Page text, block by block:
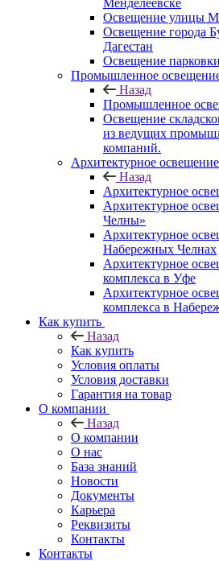
Менделеевске
Освещение улицы
Освещение города
Дагестан
Освещение
Промышленное
Назад
Промышленное
Освещение
из ведущих
компаний.
Архитектурное освещение
Назад
Архитектурное
Архитектурное
Челны»
Архитектурное
Набережных Челнах
Архитектурное
комплекса в Уфе
Архитектурное
комплекса в
Как купить
Назад
Как купить
Условия оплаты
Условия доставки
Гарантия на товар
О компании
Назад
О компании
О нас
База знаний
Новости
Документы
Карьера
Реквизиты
Контакты
Контакты